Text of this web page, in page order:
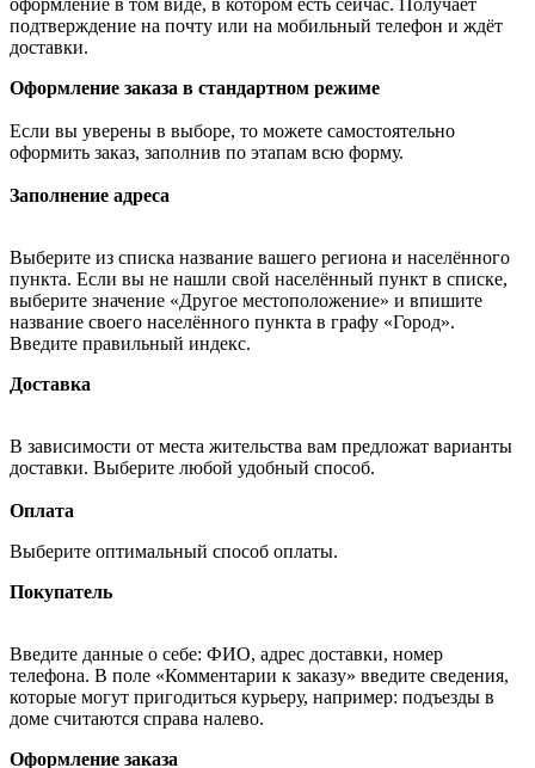
оформление в том виде, в котором есть сейчас. Получает
подтверждение на почту или на мобильный телефон и ждёт
доставки.
Оформление заказа в стандартном режиме
Если вы уверены в выборе, то можете самостоятельно
оформить заказ, заполнив по этапам всю форму.
Заполнение адреса
Выберите из списка название вашего региона и населённого
пункта. Если вы не нашли свой населённый пункт в списке,
выберите значение «Другое местоположение» и впишите
название своего населённого пункта в графу «Город».
Введите правильный индекс.
Доставка
В зависимости от места жительства вам предложат варианты
доставки. Выберите любой удобный способ.
Оплата
Выберите оптимальный способ оплаты.
Покупатель
Введите данные о себе: ФИО, адрес доставки, номер
телефона. В поле «Комментарии к заказу» введите сведения,
которые могут пригодиться курьеру, например: подъезды в
доме считаются справа налево.
Оформление заказа